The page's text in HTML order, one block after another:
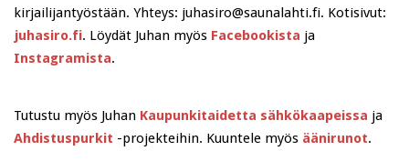
kirjailijantyöstään. Yhteys: juhasiro@saunalahti.fi. Kotisivut:
juhasiro.fi. Löydät Juhan myös Facebookista ja
Instagramista.
Tutustu myös Juhan Kaupunkitaidetta sähkökaapeissa ja
Ahdistuspurkit -projekteihin. Kuuntele myös äänirunot.